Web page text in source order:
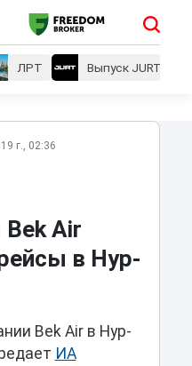
ЛРТ Выпуск JURT
г., 02:36
Air
в Нур-
Bek Air в Нур-
ИА